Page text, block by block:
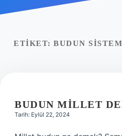
ETIKET: BUDUN
BUDUN MILLET
Tarih: Eylül 22, 2024